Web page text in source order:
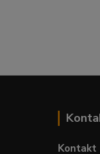
Kontakt